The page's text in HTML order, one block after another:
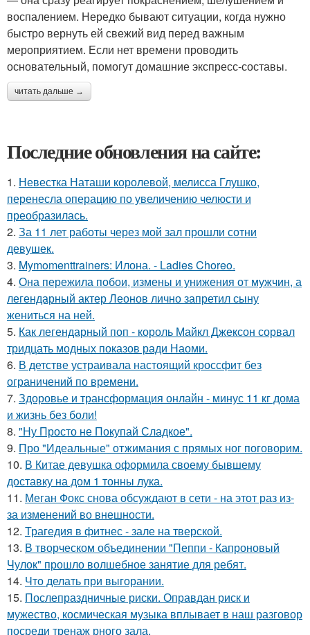
воспалением. Нередко бывают ситуации, когда нужно
быстро вернуть ей свежий вид перед важным
мероприятием. Если нет времени проводить
основательный, помогут домашние экспресс-составы.
читать дальше →
Последние обновления на сайте:
1. Невестка Наташи королевой, мелисса Глушко,
перенесла операцию по увеличению челюсти и
преобразилась.
2. За 11 лет работы через мой зал прошли сотни
девушек.
3. Mymomenttrainers: Илона. - Ladies Choreo.
4. Она пережила побои, измены и унижения от мужчин, а
легендарный актер Леонов лично запретил сыну
жениться на ней.
5. Как легендарный поп - король Майкл Джексон сорвал
тридцать модных показов ради Наоми.
6. В детстве устраивала настоящий кроссфит без
ограничений по времени.
7. Здоровье и трансформация онлайн - минус 11 кг дома
и жизнь без боли!
8. "Ну Просто не Покупай Сладкое".
9. Про "Идеальные" отжимания с прямых ног поговорим.
10. В Китае девушка оформила своему бывшему
доставку на дом 1 тонны лука.
11. Меган Фокс снова обсуждают в сети - на этот раз из-
за изменений во внешности.
12. Трагедия в фитнес - зале на тверской.
13. В творческом объединении "Пеппи - Капроновый
Чулок" прошло волшебное занятие для ребят.
14. Что делать при выгорании.
15. Послепраздничные риски. Оправдан риск и
мужество, космическая музыка вплывает в наш разговор
посреди тренаж рного зала.